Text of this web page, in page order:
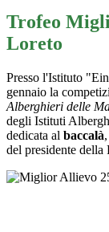
Trofeo
Loreto
Presso l'Istituto
gennaio la
Alberghieri delle
degli Istituti
dedicata al baccalà
del presidente della